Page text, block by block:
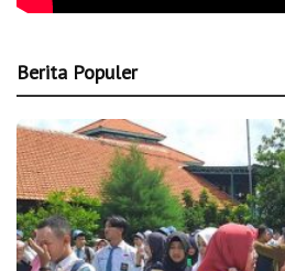
Berita Populer